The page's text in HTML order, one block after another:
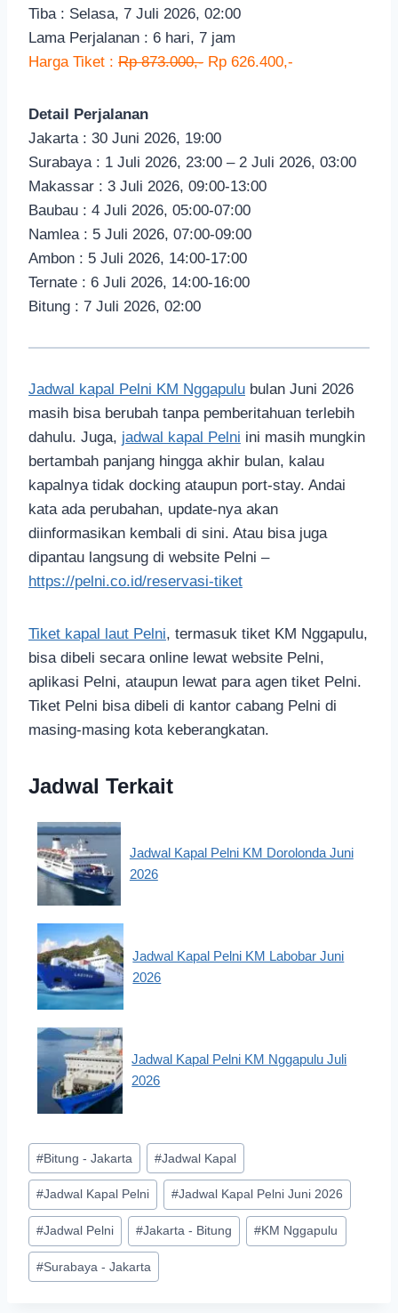
Tiba : Selasa, 7 Juli 2026, 02:00
Lama Perjalanan : 6 hari, 7 jam
Harga Tiket : Rp 873.000,- Rp 626.400,-
Detail Perjalanan
Jakarta : 30 Juni 2026, 19:00
Surabaya : 1 Juli 2026, 23:00 – 2 Juli 2026, 03:00
Makassar : 3 Juli 2026, 09:00-13:00
Baubau : 4 Juli 2026, 05:00-07:00
Namlea : 5 Juli 2026, 07:00-09:00
Ambon : 5 Juli 2026, 14:00-17:00
Ternate : 6 Juli 2026, 14:00-16:00
Bitung : 7 Juli 2026, 02:00
Jadwal kapal Pelni KM Nggapulu bulan Juni 2026
masih bisa berubah tanpa pemberitahuan terlebih
dahulu. Juga, jadwal kapal Pelni ini masih mungkin
bertambah panjang hingga akhir bulan, kalau
kapalnya tidak docking ataupun port-stay. Andai
kata ada perubahan, update-nya akan
diinformasikan kembali di sini. Atau bisa juga
dipantau langsung di website Pelni –
https://pelni.co.id/reservasi-tiket
Tiket kapal laut Pelni, termasuk tiket KM Nggapulu,
bisa dibeli secara online lewat website Pelni,
aplikasi Pelni, ataupun lewat para agen tiket Pelni.
Tiket Pelni bisa dibeli di kantor cabang Pelni di
masing-masing kota keberangkatan.
Jadwal Terkait
Jadwal Kapal Pelni KM Dorolonda Juni
2026
Jadwal Kapal Pelni KM Labobar Juni
2026
Jadwal Kapal Pelni KM Nggapulu Juli
2026
Post
Tags:
#Bitung - Jakarta #Jadwal Kapal
#Jadwal Kapal Pelni #Jadwal Kapal Pelni Juni 2026
#Jadwal Pelni #Jakarta - Bitung #KM Nggapulu
#Surabaya - Jakarta